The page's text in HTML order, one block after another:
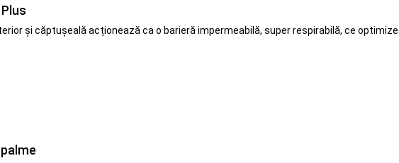
și căptușeală acționează ca o barieră impermeabilă, super respirabilă, ce